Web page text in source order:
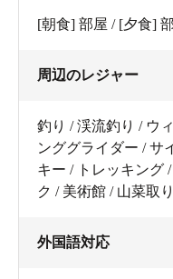
[朝食] 部屋 / [夕食]
周辺のレジャー
釣り / 渓流釣り / ウ
ンググライダー / サ
キー / トレッキング
ク / 美術館 / 山菜取り
外国語対応